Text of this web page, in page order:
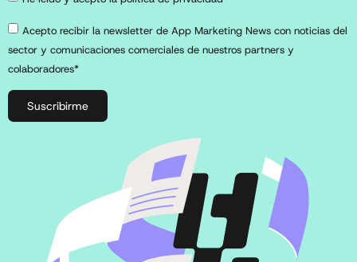
Acepto recibir la newsletter de App Marketing News con noticias del
sector y comunicaciones comerciales de nuestros partners y
colaboradores*
Suscribirme